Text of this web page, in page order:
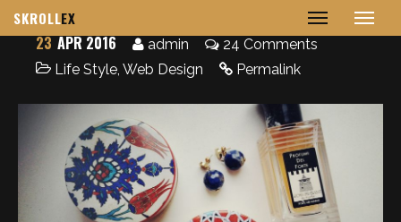
SKROLLEX
23 APR 2016 admin
24 Comments
Life Style, Web Design Permalink